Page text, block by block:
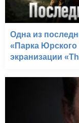
Одна из
«Парка Юрского
экранизации